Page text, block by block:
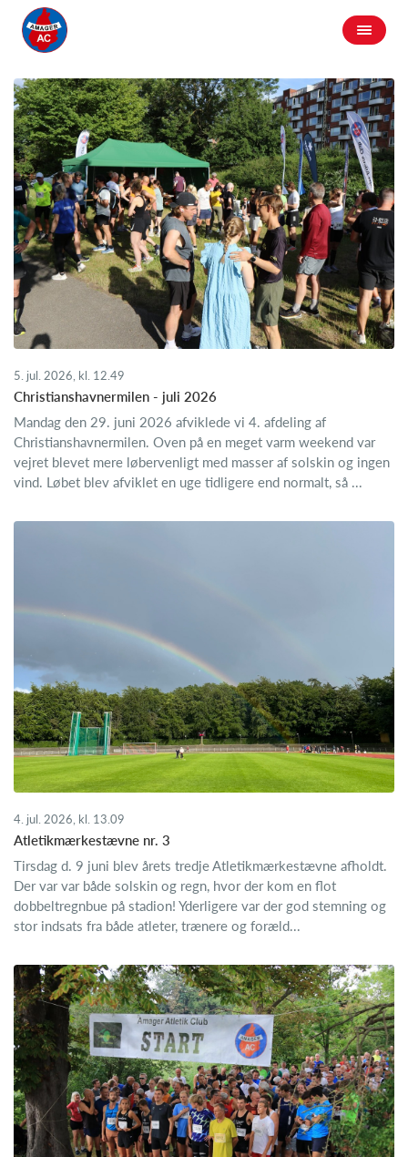
5. jul. 2026, kl. 12.49
Christianshavnermilen - juli 2026
Mandag den 29. juni 2026 afviklede vi 4. afdeling af
Christianshavnermilen. Oven på en meget varm weekend var
vejret blevet mere løbervenligt med masser af solskin og ingen
vind. Løbet blev afviklet en uge tidligere end normalt, så ...
4. jul. 2026, kl. 13.09
Atletikmærkestævne nr. 3
Tirsdag d. 9 juni blev årets tredje Atletikmærkestævne afholdt.
Der var var både solskin og regn, hvor der kom en flot
dobbeltregnbue på stadion! Yderligere var der god stemning og
stor indsats fra både atleter, trænere og foræld...